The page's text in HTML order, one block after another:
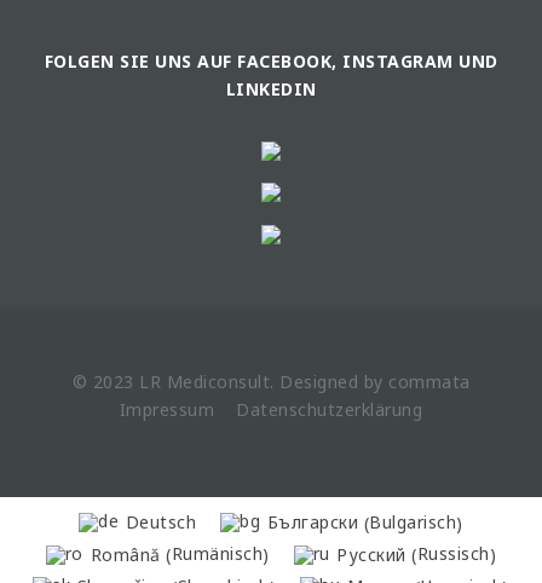
FOLGEN SIE UNS AUF FACEBOOK, INSTAGRAM UND
LINKEDIN
© 2023 LR Mediconsult. Designed by commata
Impressum
Datenschutzerklärung
Deutsch Български (Bulgarisch)
Română (Rumänisch) Русский (Russisch)